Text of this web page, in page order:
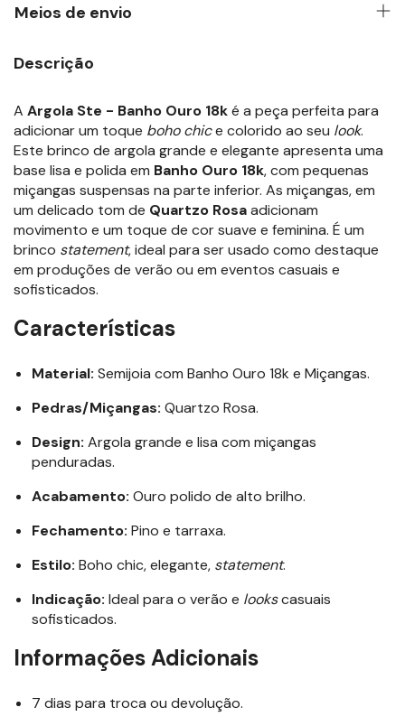
Meios de envio
Descrição
A Argola Ste - Banho Ouro 18ké a peça perfeita para
adicionar um toque boho chice colorido ao seu look.
Este brinco de argola grande e elegante apresenta uma
base lisa e polida em Banho Ouro 18k, com pequenas
miçangas suspensas na parte inferior. As miçangas, em
um delicado tom de Quartzo Rosaadicionam
movimento e um toque de cor suave e feminina. É um
brinco statement, ideal para ser usado como destaque
em produções de verão ou em eventos casuais e
sofisticados.
Características
Material: Semijoia com Banho Ouro 18k e Miçangas.
Pedras/Miçangas: Quartzo Rosa.
Design: Argola grande e lisa com miçangas
penduradas.
Acabamento: Ouro polido de alto brilho.
Fechamento: Pino e tarraxa.
Estilo: Boho chic, elegante, statement.
Indicação: Ideal para o verão e lookscasuais
sofisticados.
Informações Adicionais
7 dias para troca ou devolução.